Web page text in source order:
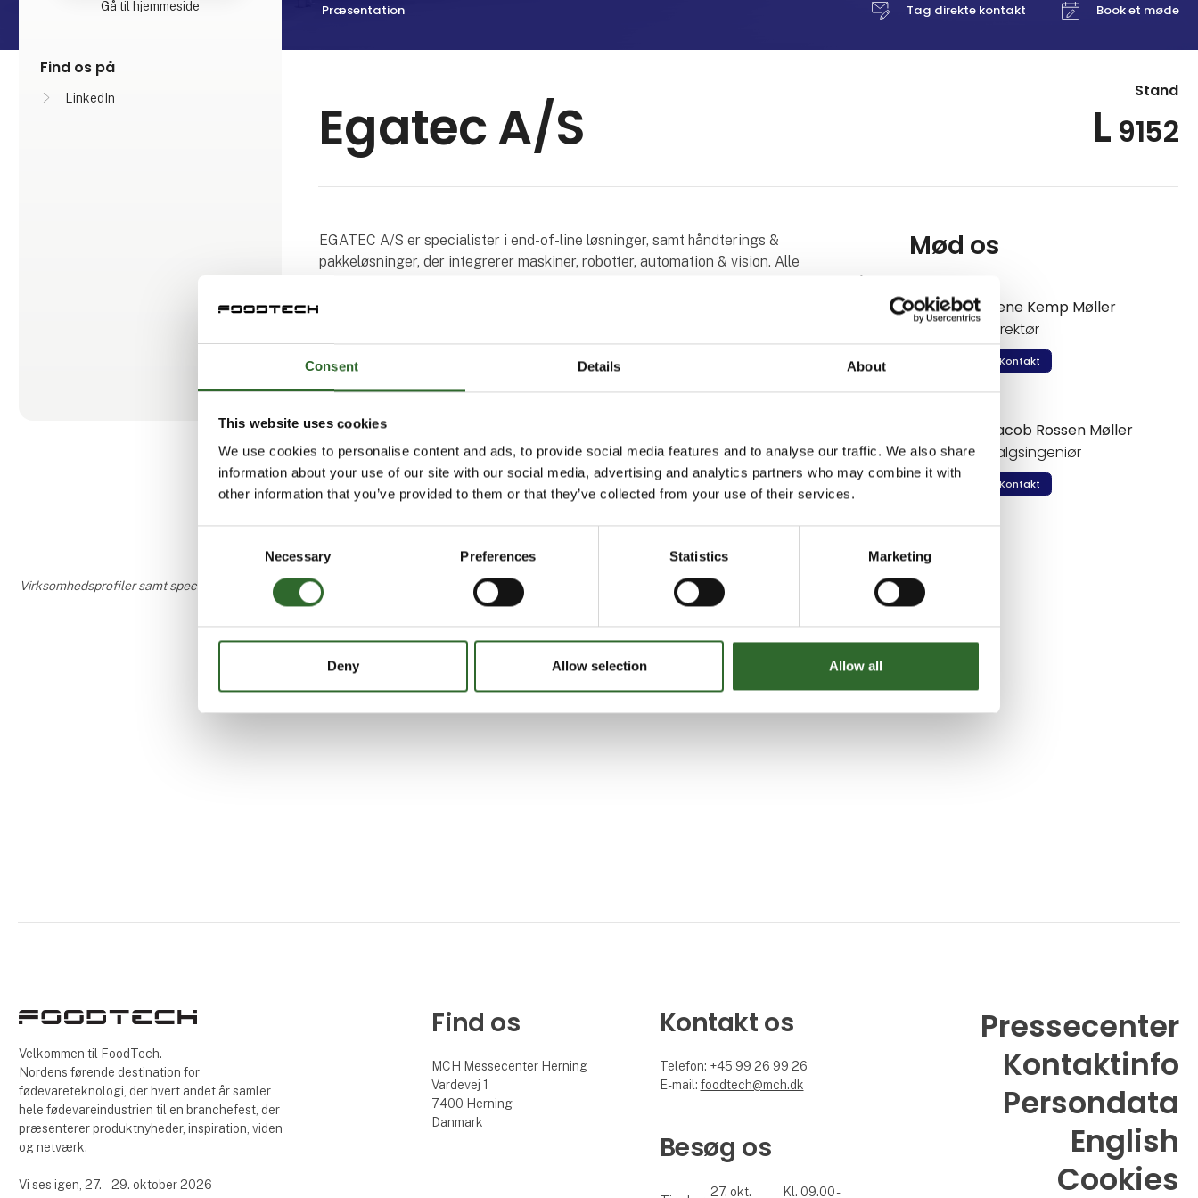
Consent Details About
This website uses cookies
We use cookies to personalise content and ads, to provide social media features and to analyse our traffic. We also share
information about your use of our site with our social media, advertising and analytics partners who may combine it with
other information that you’ve provided to them or that they’ve collected from your use of their services.
Necessary Preferences Statistics Marketing
Deny Allow selection Allow all
Præsentation Tag direkte kontakt Book et møde
Gå til hjemmeside
Find os på
LinkedIn Egatec A/S
Stand
L 9152
EGATEC A/S er specialister i end-of-line løsninger, samt håndterings &
pakkeløsninger, der integrerer maskiner, robotter, automation & vision. Alle
På baggrund af mange års erfaring har vi udviklet et bredt program af
gennemtestede pakkemaskiner til sekundær pakning.
Det er vores mål at levere løsninger der imødekommer vores kunders ønsker og behov
pakkemaskine eller en complet turnkey løsning.
Mød os
Rene Kemp Møller
Direktør
Kontakt
Jacob Rossen Møller
Salgsingeniør
Kontakt
Virksomhedsprofiler samt speciale- og interesseområder er udfyldt og tilføjet af leverandørerne og er ikke baseret på viden eller vurdering fra Foodtech.
Velkommen til FoodTech.
Nordens førende destination for
fødevareteknologi, der hvert andet år samler
hele fødevareindustrien til en branchefest, der
præsenterer produktnyheder, inspiration, viden
og netværk.
Vi ses igen, 27. - 29. oktober 2026
Find os
MCH Messecenter Herning
Vardevej 1
7400 Herning
Danmark
Kontakt os
Telefon: +45 99 26 99 26
E-mail: foodtech@mch.dk
Besøg os
27. okt. Kl. 09.00 -
Pressecenter
Kontaktinfo
Persondata
English
Cookies